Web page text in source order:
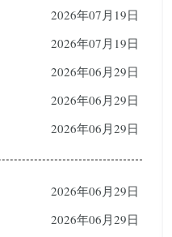
2026年07月19日
2026年07月19日
2026年06月29日
2026年06月29日
2026年06月29日
2026年06月29日
2026年06月29日